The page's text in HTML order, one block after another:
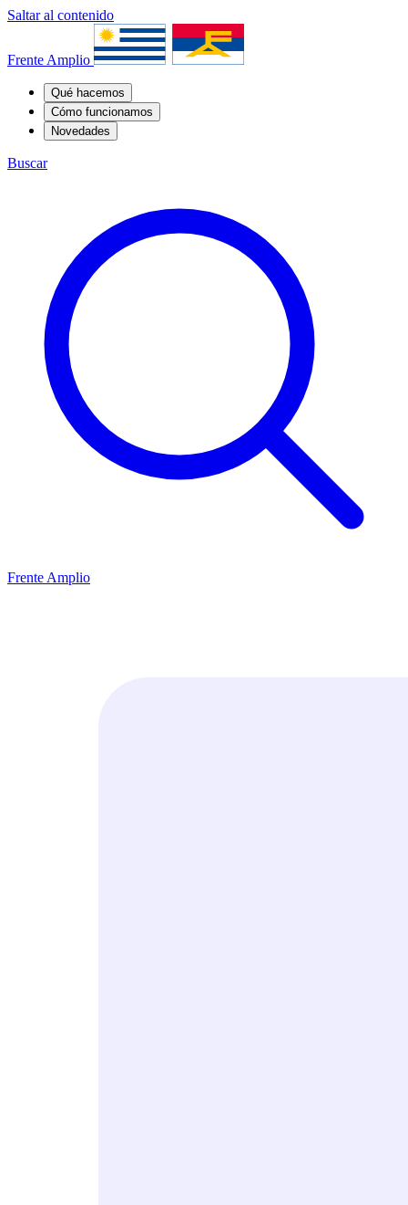
Saltar al contenido
Frente Amplio
Qué hacemos
Cómo funcionamos
Novedades
Buscar
Frente Amplio